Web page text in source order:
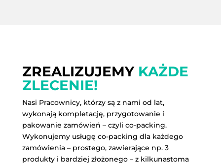
ZREALIZUJEMY KAŻDE
ZLECENIE!
Nasi Pracownicy, którzy są z nami od lat,
wykonają kompletację, przygotowanie i
pakowanie zamówień – czyli co-packing.
Wykonujemy usługę co-packing dla każdego
zamówienia – prostego, zawierające np. 3
produkty i bardziej złożonego – z kilkunastoma